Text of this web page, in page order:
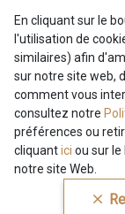
Livraison :
Retours &
FAQ -
Modes de
Menu
Tous nos
Magazine
Conditions
En cliquant sur le
l'utilisation de
similaires) afin
sur notre site web,
comment vous
consultez notre
préférences ou
cliquantici ou sur le
notre site Web.